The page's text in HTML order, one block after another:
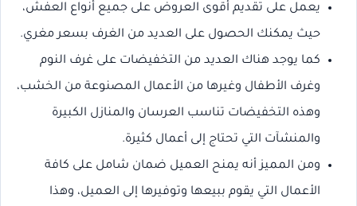
يعمل على تقديم أقوى العروض على جميع أنواع العفش،
حيث يمكنك الحصول على العديد من الغرف بسعر مغري.
كما يوجد هناك العديد من التخفيضات على غرف النوم
وغرف الأطفال وغيرها من الأعمال المصنوعة من الخشب،
وهذه التخفيضات تناسب العرسان والمنازل الكبيرة
والمنشآت التي تحتاج إلى أعمال كثيرة.
ومن المميز أنه يمنح العميل ضمان شامل على كافة
الأعمال التي يقوم ببيعها وتوفيرها إلى العميل، وهذا